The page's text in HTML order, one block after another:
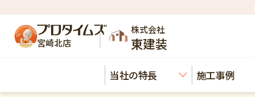
宮崎北店
株式会社
東建装
当社の特長 施工事例